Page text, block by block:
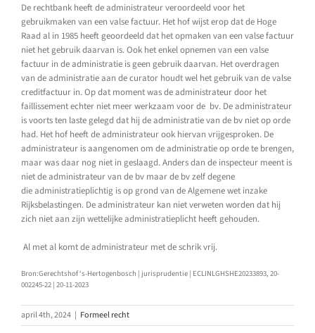
De rechtbank heeft de administrateur veroordeeld voor het
gebruikmaken van een valse factuur. Het hof wijst erop dat de Hoge
Raad al in 1985 heeft geoordeeld dat het opmaken van een valse factuur
niet het gebruik daarvan is. Ook het enkel opnemen van een valse
factuur in de administratie is geen gebruik daarvan. Het overdragen
van de administratie aan de curator houdt wel het gebruik van de valse
creditfactuur in. Op dat moment was de administrateur door het
faillissement echter niet meer werkzaam voor de bv. De administrateur
is voorts ten laste gelegd dat hij de administratie van de bv niet op orde
had. Het hof heeft de administrateur ook hiervan vrijgesproken. De
administrateur is aangenomen om de administratie op orde te brengen,
maar was daar nog niet in geslaagd. Anders dan de inspecteur meent is
niet de administrateur van de bv maar de bv zelf degene
die administratieplichtig is op grond van de Algemene wet inzake
Rijksbelastingen. De administrateur kan niet verweten worden dat hij
zich niet aan zijn wettelijke administratieplicht heeft gehouden.
Al met al komt de administrateur met de schrik vrij.
Bron:Gerechtshof ‘s-Hertogenbosch | jurisprudentie | ECLINLGHSHE20233893, 20-
002245-22 | 20-11-2023
april 4th, 2024 | Formeel recht